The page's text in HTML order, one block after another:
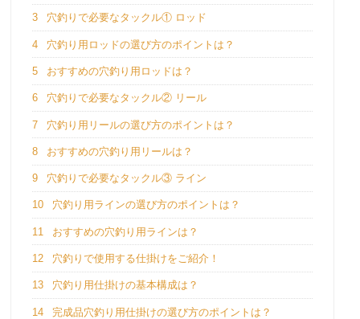
3 穴釣りで必要なタックル① ロッド
4 穴釣り用ロッドの選び方のポイントは？
5 おすすめの穴釣り用ロッドは？
6 穴釣りで必要なタックル② リール
7 穴釣り用リールの選び方のポイントは？
8 おすすめの穴釣り用リールは？
9 穴釣りで必要なタックル③ ライン
10 穴釣り用ラインの選び方のポイントは？
11 おすすめの穴釣り用ラインは？
12 穴釣りで使用する仕掛けをご紹介！
13 穴釣り用仕掛けの基本構成は？
14 完成品穴釣り用仕掛けの選び方のポイントは？